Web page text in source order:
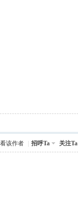
该作者 招呼Ta 关注Ta